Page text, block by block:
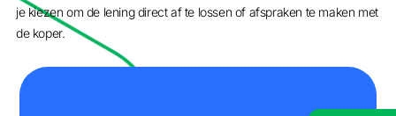
je kiezen om de lening direct af te lossen of afspraken te maken met
de koper.